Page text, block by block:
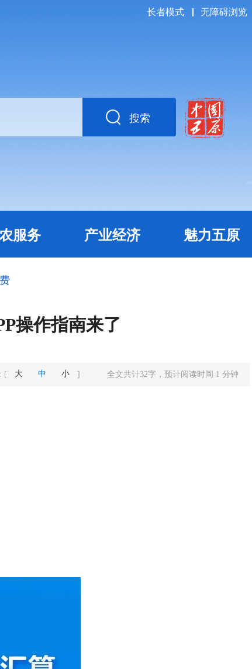
长者模式 无障碍浏览
搜索
服务 产业经济 魅力五原
操作指南来了
[ 大 中 小 ] 全文共计32字，预计阅读时间 1 分钟